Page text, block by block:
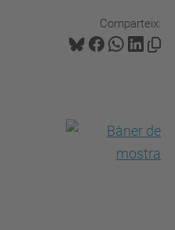
Comparteix: